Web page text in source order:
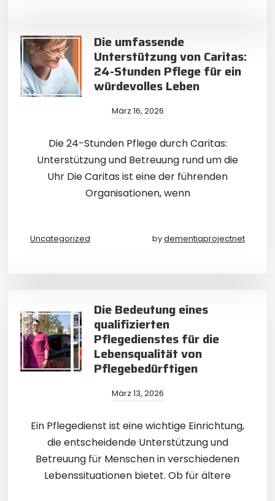
Die umfassende
Unterstützung von Caritas:
24-Stunden Pflege für ein
würdevolles Leben
März 16, 2026
Die 24-Stunden Pflege durch Caritas:
Unterstützung und Betreuung rund um die
Uhr Die Caritas ist eine der führenden
Organisationen, wenn
Uncategorized bydementiaprojectnet
Die Bedeutung eines
qualifizierten
Pflegedienstes für die
Lebensqualität von
Pflegebedürftigen
März 13, 2026
Ein Pflegedienst ist eine wichtige Einrichtung,
die entscheidende Unterstützung und
Betreuung für Menschen in verschiedenen
Lebenssituationen bietet. Ob für ältere